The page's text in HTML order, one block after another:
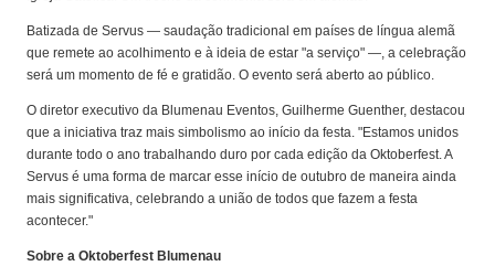
Batizada de Servus — saudação tradicional em países de língua alemã
que remete ao acolhimento e à ideia de estar "a serviço" —, a celebração
será um momento de fé e gratidão. O evento será aberto ao público.
O diretor executivo da Blumenau Eventos, Guilherme Guenther, destacou
que a iniciativa traz mais simbolismo ao início da festa. "Estamos unidos
durante todo o ano trabalhando duro por cada edição da Oktoberfest. A
Servus é uma forma de marcar esse início de outubro de maneira ainda
mais significativa, celebrando a união de todos que fazem a festa
acontecer."
Sobre a Oktoberfest Blumenau